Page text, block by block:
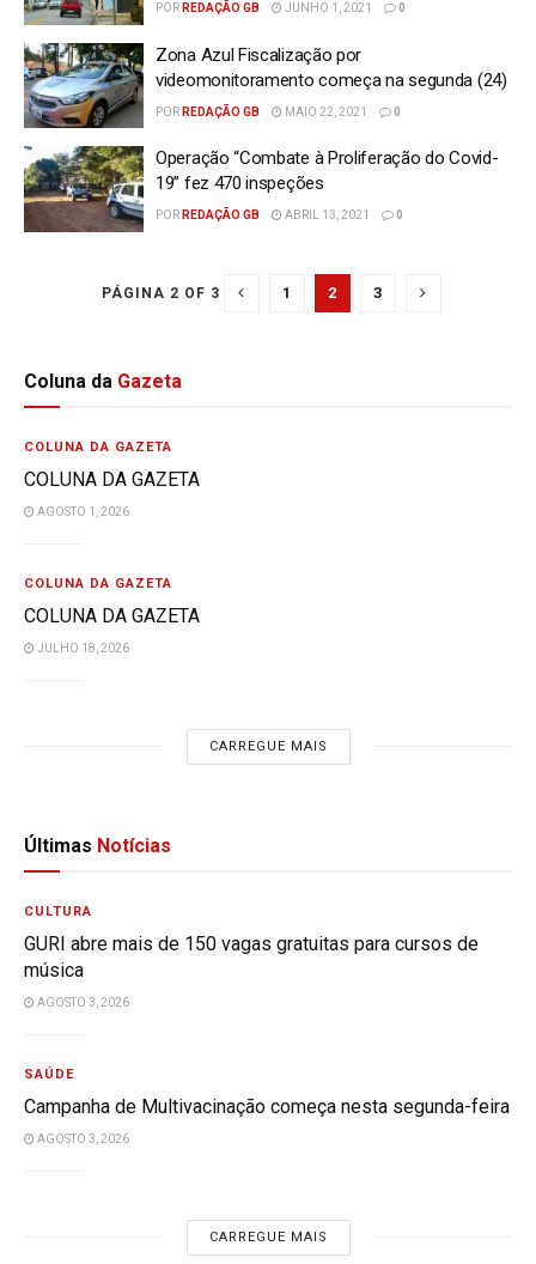
POR REDAÇÃO GB JUNHO 1, 2021 0
Zona Azul Fiscalização por
videomonitoramento começa na segunda (24)
POR REDAÇÃO GB MAIO 22, 2021 0
Operação “Combate à Proliferação do Covid-
19” fez 470 inspeções
POR REDAÇÃO GB ABRIL 13, 2021 0
PÁGINA 2 OF 3 1 2 3
Coluna da Gazeta
COLUNA DA GAZETA
COLUNA DA GAZETA
AGOSTO 1, 2026
COLUNA DA GAZETA
COLUNA DA GAZETA
JULHO 18, 2026
CARREGUE MAIS
Últimas Notícias
CULTURA
GURI abre mais de 150 vagas gratuitas para cursos de
música
AGOSTO 3, 2026
SAÚDE
Campanha de Multivacinação começa nesta segunda-feira
AGOSTO 3, 2026
CARREGUE MAIS